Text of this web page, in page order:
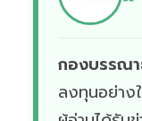
กองบรรณา
ลงทุนอย่าง